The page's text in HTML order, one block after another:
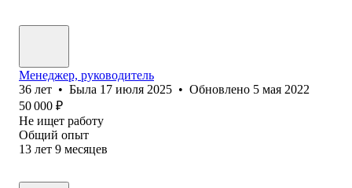
Менеджер, руководитель
36 лет • Была 17 июля 2025 • Обновлено 5 мая 2022
50 000 ₽
Не ищет работу
Общий опыт
13 лет 9 месяцев